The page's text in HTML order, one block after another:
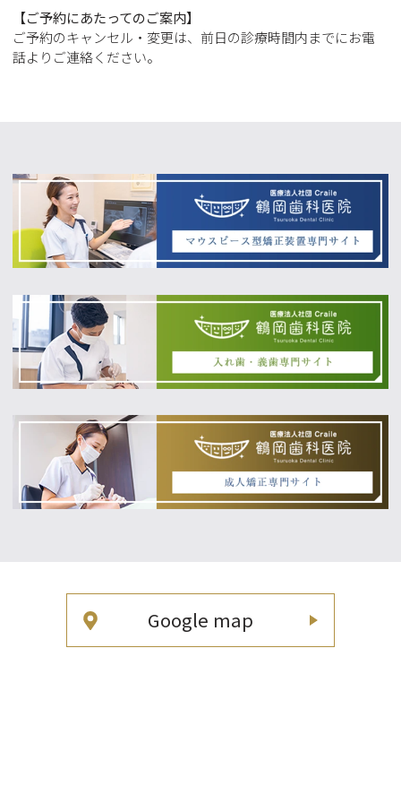
【ご予約にあたってのご案内】
ご予約のキャンセル・変更は、前日の診療時間内までにお電
話よりご連絡ください。
Google map